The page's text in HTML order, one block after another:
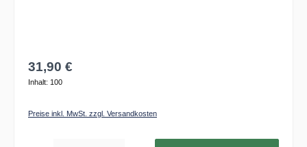
31,90 €
Inhalt: 100
Preise inkl. MwSt. zzgl. Versandkosten